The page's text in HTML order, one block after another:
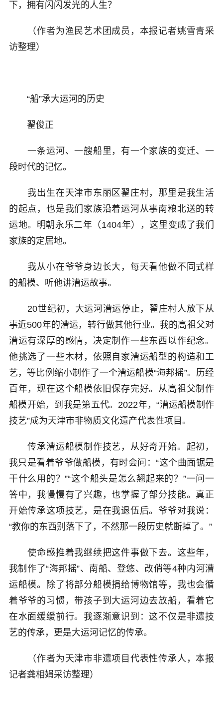
下，拥有闪闪发光的人生？
（作者为渔民艺术团成员，本报记者姚雪青采
访整理）
“船”承大运河的历史
翟俊正
一条运河、一艘船里，有一个家族的变迁、一
段时代的记忆。
我出生在天津市东丽区翟庄村，那里是我生活
的起点，也是我们家族沿着运河从事南粮北送的转
运地。明朝永乐二年（1404年），这里变成了我们
家族的定居地。
我从小在爷爷身边长大，每天看他做不同式样
的船模、听他讲漕运故事。
20世纪初，大运河漕运停止，翟庄村人放下从
事近500年的漕运，转行做其他行业。我的高祖父对
漕运有深厚的感情，决定制作一些东西以作纪念。
他挑选了一些木材，依照自家漕运船型的构造和工
艺，等比例缩小制作了一个漕运船模“海邦摇”。历经
百年，现在这个船模依旧保存完好。从高祖父制作
船模开始，到我是第五代。2022年，“漕运船模制作
技艺”成为天津市非物质文化遗产代表性项目。
传承漕运船模制作技艺，从好奇开始。起初，
我只是看着爷爷做船模，有时会问：“这个曲面锯是
干什么用的？”“这个船头是怎么翘起来的？”一问一
答中，我慢慢有了兴趣，也掌握了部分技能。真正
开始传承这项技艺，是在我退伍后。爷爷对我说：
“教你的东西别落下了，不然那一段历史就断掉了。”
使命感推着我继续把这件事做下去。这些年，
我制作了“海邦摇”、南船、登悠、改俏等4种内河漕
运船模。除了将部分船模捐给博物馆等，我也会循
着爷爷的习惯，带孩子到大运河边去放船，看着它
在水面缓缓前行。我逐渐意识到：这不仅是非遗技
艺的传承，更是大运河记忆的传承。
（作者为天津市非遗项目代表性传承人，本报
记者龚相娟采访整理）